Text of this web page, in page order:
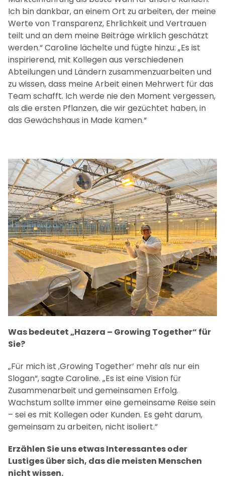
Ich bin dankbar, an einem Ort zu arbeiten, der meine
Werte von Transparenz, Ehrlichkeit und Vertrauen
teilt und an dem meine Beiträge wirklich geschätzt
werden.“ Caroline lächelte und fügte hinzu: „Es ist
inspirierend, mit Kollegen aus verschiedenen
Abteilungen und Ländern zusammenzuarbeiten und
zu wissen, dass meine Arbeit einen Mehrwert für das
Team schafft. Ich werde nie den Moment vergessen,
als die ersten Pflanzen, die wir gezüchtet haben, in
das Gewächshaus in Made kamen.“
Was bedeutet „Hazera – Growing Together“ für
Sie?
„Für mich ist ‚Growing Together‘ mehr als nur ein
Slogan“, sagte Caroline. „Es ist eine Vision für
Zusammenarbeit und gemeinsamen Erfolg.
Wachstum sollte immer eine gemeinsame Reise sein
– sei es mit Kollegen oder Kunden. Es geht darum,
gemeinsam zu arbeiten, nicht isoliert.“
Erzählen Sie uns etwas Interessantes oder
Lustiges über sich, das die meisten Menschen
nicht wissen.